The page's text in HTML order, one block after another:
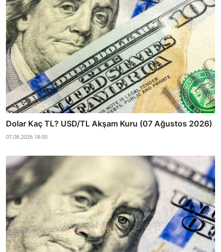
Dolar Kaç TL? USD/TL Akşam Kuru (07 Ağustos 2026)
07.08.2026 18:00